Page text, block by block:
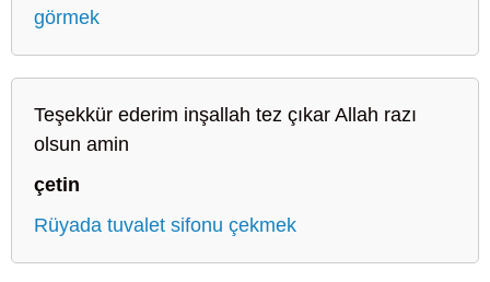
görmek
Teşekkür ederim inşallah tez çıkar Allah razı
olsun amin
çetin
Rüyada tuvalet sifonu çekmek